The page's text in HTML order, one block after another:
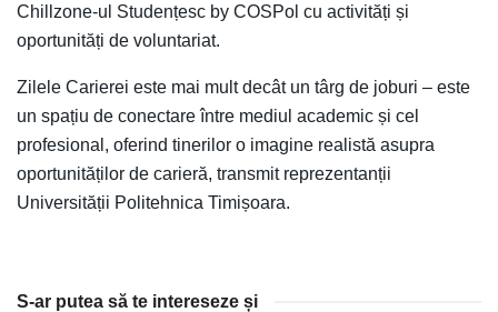
Chillzone-ul Studențesc by COSPol cu activități și
oportunități de voluntariat.
Zilele Carierei este mai mult decât un târg de joburi – este
un spațiu de conectare între mediul academic și cel
profesional, oferind tinerilor o imagine realistă asupra
oportunităților de carieră, transmit reprezentanții
Universității Politehnica Timișoara.
S-ar putea să te intereseze și